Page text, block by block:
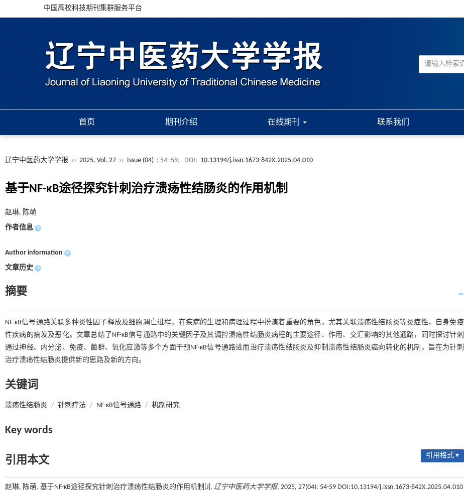
中国高校科技期刊集群服务平台
首页 期刊介绍 在线期刊 联系我们
辽宁中医药大学学报 ›› 2025, Vol. 27 ›› Issue (04) : 54 -59. DOI: 10.13194/j.issn.1673-842X.2025.04.010
基于NF-κB途径探究针刺治疗溃疡性结肠炎的作用机制
赵琳, 陈萌
作者信息 +
Author information +
文章历史 +
摘要
NF-κB信号通路关联多种炎性因子释放及细胞凋亡进程，在疾病的生理和病理过程中扮演着重要的角色，尤其关联溃疡性结肠炎等炎症性、自身免疫
性疾病的病发及恶化。文章总结了NF-κB信号通路中的关键因子及其调控溃疡性结肠炎病程的主要途径、作用、交汇影响的其他通路，同时探讨针刺
通过神经、内分泌、免疫、菌群、氧化应激等多个方面干预NF-κB信号通路进而治疗溃疡性结肠炎及抑制溃疡性结肠炎癌向转化的机制，旨在为针刺
治疗溃疡性结肠炎提供新的思路及新的方向。
关键词
溃疡性结肠炎 / 针刺疗法 / NF-κB信号通路 / 机制研究
Key words
引用本文 引用格式 ▾
赵琳, 陈萌. 基于NF-κB途径探究针刺治疗溃疡性结肠炎的作用机制[J]. 辽宁中医药大学学报, 2025, 27(04): 54-59 DOI:10.13194/j.issn.1673-842X.2025.04.010